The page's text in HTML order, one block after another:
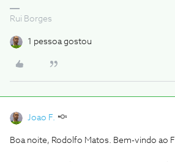
Rui Borges
1 pessoa gostou
Joao F.
Boa noite, Rodolfo Matos. Bem-vindo ao